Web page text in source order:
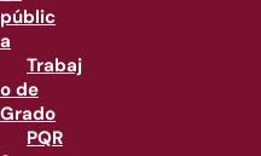
públic
a
Trabaj
o de
Grado
PQR